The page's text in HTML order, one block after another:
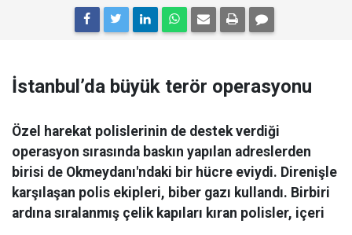
İstanbul’da büyük terör operasyonu
Özel harekat polislerinin de destek verdiği
operasyon sırasında baskın yapılan adreslerden
birisi de Okmeydanı'ndaki bir hücre eviydi. Direnişle
karşılaşan polis ekipleri, biber gazı kullandı. Birbiri
ardına sıralanmış çelik kapıları kıran polisler, içeri